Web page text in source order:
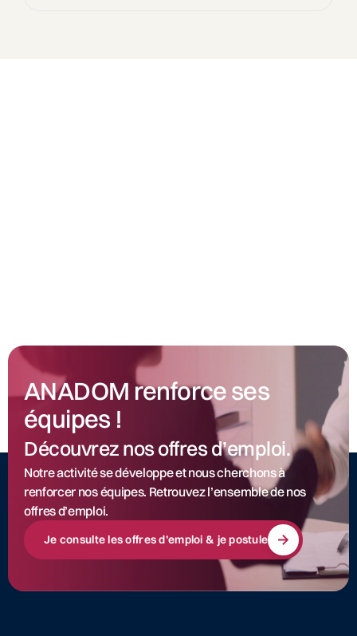
ANADOM renforce ses
équipes !
Découvrez nos offres d’emploi.
Notre activité se développe et nous cherchons à
renforcer nos équipes. Retrouvez l’ensemble de nos
offres d’emploi.
Je consulte les offres d’emploi & je postule